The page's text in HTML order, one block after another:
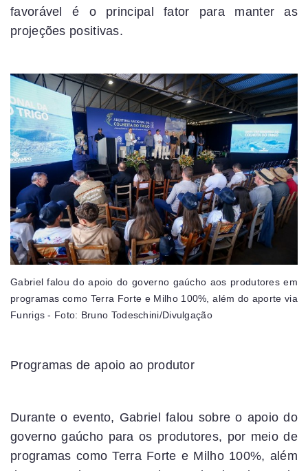
favorável é o principal fator para manter as
projeções positivas.
Gabriel falou do apoio do governo gaúcho aos produtores em
programas como Terra Forte e Milho 100%, além do aporte via
Funrigs - Foto: Bruno Todeschini/Divulgação
Programas de apoio ao produtor
Durante o evento, Gabriel falou sobre o apoio do
governo gaúcho para os produtores, por meio de
programas como Terra Forte e Milho 100%, além